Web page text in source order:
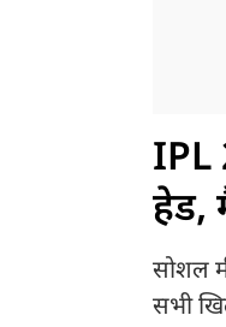
IPL
हेड,
सोशल
सभी